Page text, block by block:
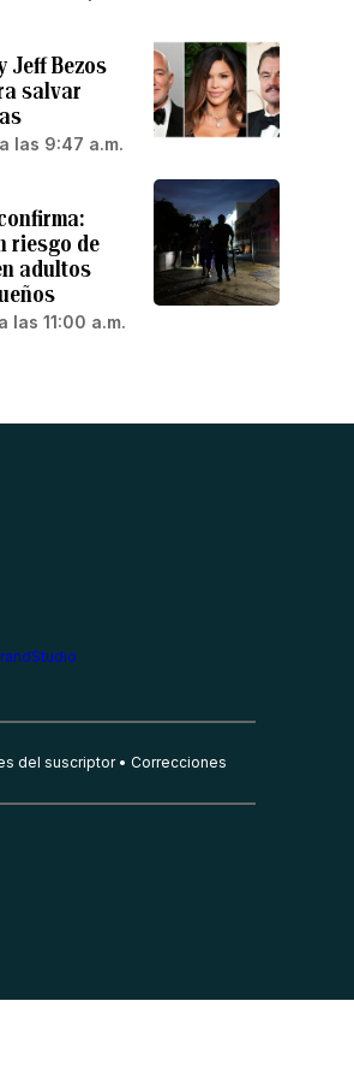
Jeff Bezos
salvar
las 9:47 a.m.
riesgo de
adultos
las 11:00 a.m.
del suscriptor Correcciones